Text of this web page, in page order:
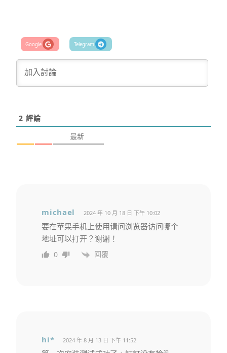
2 評論
最新
michael 2024 年 10 月 18 日 下午 10:02
要在苹果手机上使用请问浏览器访问哪个
地址可以打开？谢谢！
0 回覆
hi* 2024 年 8 月 13 日 下午 11:52